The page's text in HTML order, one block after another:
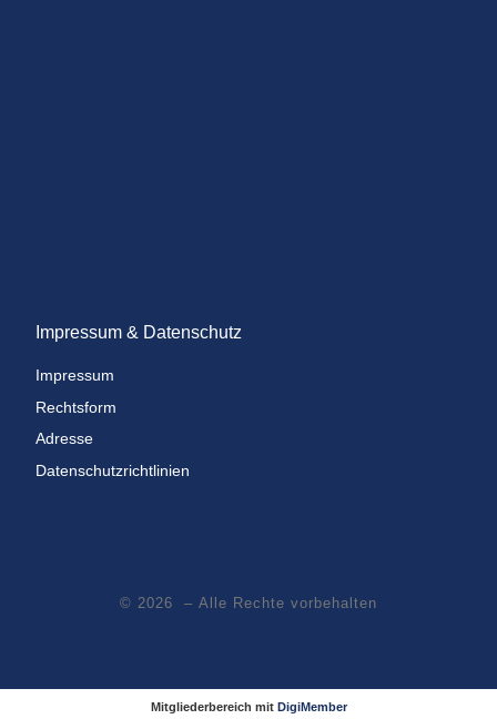
Impressum & Datenschutz
Impressum
Rechtsform
Adresse
Datenschutzrichtlinien
© 2026 – Alle Rechte vorbehalten
Mitgliederbereich mit DigiMember